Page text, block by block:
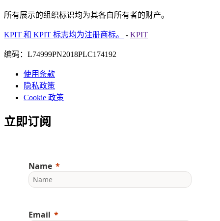
所有展示的组织标识均为其各自所有者的财产。
KPIT 和 KPIT 标志均为注册商标。 - KPIT
编码：L74999PN2018PLC174192
使用条款
隐私政策
Cookie 政策
立即订阅
Name
Email